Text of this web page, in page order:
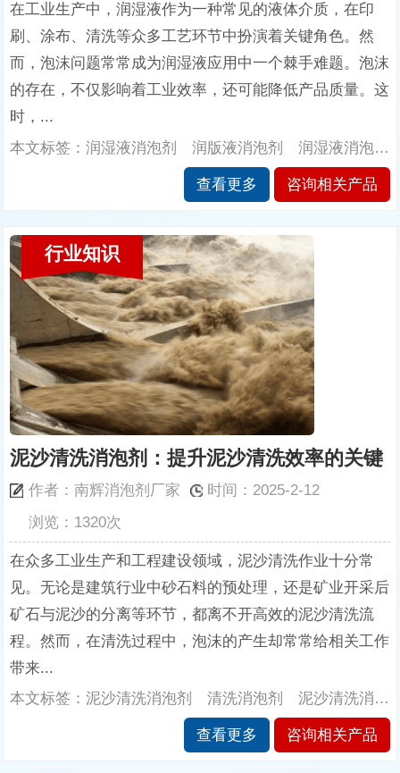
在工业生产中，润湿液作为一种常见的液体介质，在印
刷、涂布、清洗等众多工艺环节中扮演着关键角色。然
而，泡沫问题常常成为润湿液应用中一个棘手难题。泡沫
的存在，不仅影响着工业效率，还可能降低产品质量。这
时，...
本文标签：润湿液消泡剂 润版液消泡剂 润湿液消泡剂的作用 南辉消泡剂厂家
查看更多 咨询相关产品
行业知识
泥沙清洗消泡剂：提升泥沙清洗效率的关键
作者：南辉消泡剂厂家
时间：2025-2-12
浏览：1320次
在众多工业生产和工程建设领域，泥沙清洗作业十分常
见。无论是建筑行业中砂石料的预处理，还是矿业开采后
矿石与泥沙的分离等环节，都离不开高效的泥沙清洗流
程。然而，在清洗过程中，泡沫的产生却常常给相关工作
带来...
本文标签：泥沙清洗消泡剂 清洗消泡剂 泥沙清洗消泡剂的性能 南辉消泡剂厂家
查看更多 咨询相关产品